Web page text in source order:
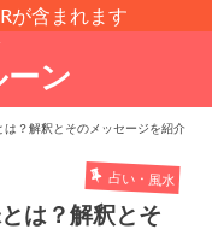
が含まれます
ン
は？解釈とそのメッセージを紹介
占い・風水
は？解釈とそ